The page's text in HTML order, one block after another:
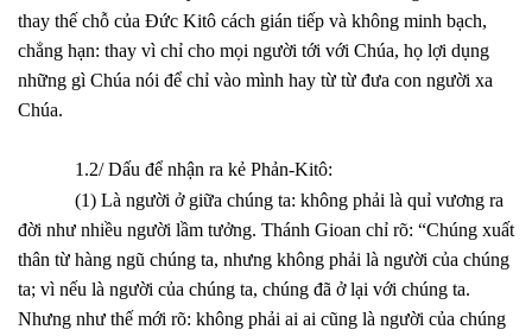
thay thế chỗ của Đức Kitô cách gián tiếp và không minh bạch,
chẳng hạn: thay vì chỉ cho mọi người tới với Chúa, họ lợi dụng
những gì Chúa nói để chỉ vào mình hay từ từ đưa con người xa
Chúa.
1.2/ Dấu để nhận ra kẻ Phản-Kitô:
(1) Là người ở giữa chúng ta: không phải là quỉ vương ra
đời như nhiều người lầm tưởng. Thánh Gioan chỉ rõ: “Chúng xuất
thân từ hàng ngũ chúng ta, nhưng không phải là người của chúng
ta; vì nếu là người của chúng ta, chúng đã ở lại với chúng ta.
Nhưng như thế mới rõ: không phải ai ai cũng là người của chúng